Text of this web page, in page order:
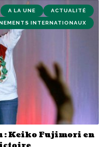
A LA UNE ACTUALITÉ
INTERNATIONAUX
: Keiko Fujimori en